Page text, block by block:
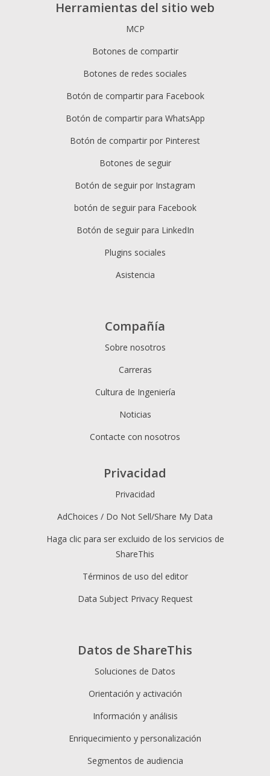
Herramientas del sitio web
MCP
Botones de compartir
Botones de redes sociales
Botón de compartir para Facebook
Botón de compartir para WhatsApp
Botón de compartir por Pinterest
Botones de seguir
Botón de seguir por Instagram
botón de seguir para Facebook
Botón de seguir para LinkedIn
Plugins sociales
Asistencia
Datos de ShareThis
Soluciones de Datos
Orientación y activación
Información y análisis
Enriquecimiento y personalización
Segmentos de audiencia
Compañía
Sobre nosotros
Carreras
Cultura de Ingeniería
Noticias
Contacte con nosotros
Privacidad
Privacidad
AdChoices / Do Not Sell/Share My Data
Haga clic para ser excluido de los servicios de
ShareThis
Términos de uso del editor
Data Subject Privacy Request